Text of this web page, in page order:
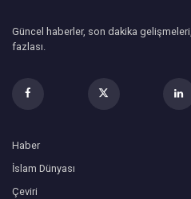
Güncel haberler, son dakika
fazlası.
Haber
İslam Dünyası
Çeviri